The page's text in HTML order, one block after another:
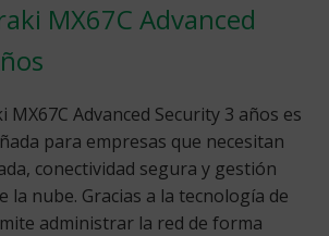
MX67C Advanced
MX67C Advanced Security 3 años es
para empresas que necesitan
conectividad segura y gestión
la nube. Gracias a la tecnología de
administrar la red de forma